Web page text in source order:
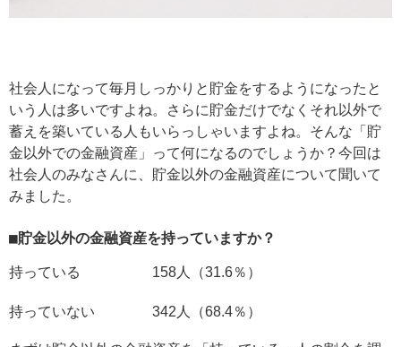
社会人になって毎月しっかりと貯金をするようになったと
いう人は多いですよね。さらに貯金だけでなくそれ以外で
蓄えを築いている人もいらっしゃいますよね。そんな「貯
金以外での金融資産」って何になるのでしょうか？今回は
社会人のみなさんに、貯金以外の金融資産について聞いて
みました。
■貯金以外の金融資産を持っていますか？
持っている 158人（31.6％）
持っていない 342人（68.4％）